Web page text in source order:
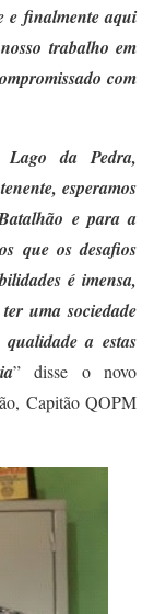
e finalmente aqui
trabalho em
com
Lago da Pedra,
esperamos
e para a
que os desafios
é imensa,
uma sociedade
a estas
” disse o novo
Capitão QOPM